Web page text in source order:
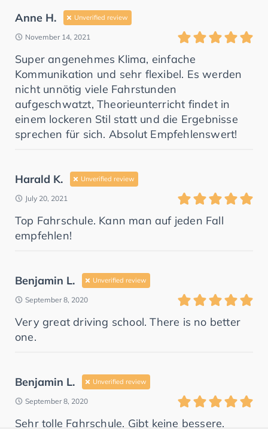
Anne H. Unverified review
November 14, 2021
Super angenehmes Klima, einfache
Kommunikation und sehr flexibel. Es werden
nicht unnötig viele Fahrstunden
aufgeschwatzt, Theorieunterricht findet in
einem lockeren Stil statt und die Ergebnisse
sprechen für sich. Absolut Empfehlenswert!
Harald K. Unverified review
July 20, 2021
Top Fahrschule. Kann man auf jeden Fall
empfehlen!
Benjamin L. Unverified review
September 8, 2020
Very great driving school. There is no better
one.
Benjamin L. Unverified review
September 8, 2020
Sehr tolle Fahrschule. Gibt keine bessere.